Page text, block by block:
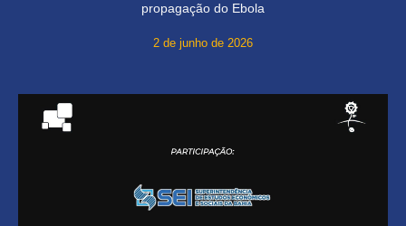
propagação do Ebola
2 de junho de 2026